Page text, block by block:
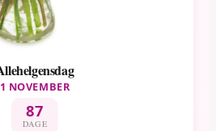
1 NOVEMBER
87
DAGE